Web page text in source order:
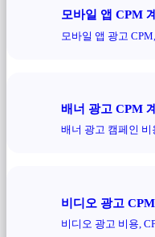
모바일 앱 CPM
모바일 앱 광고
배너 광고 CPM
배너 광고 캠페인
비디오 광고
비디오 광고 비용,